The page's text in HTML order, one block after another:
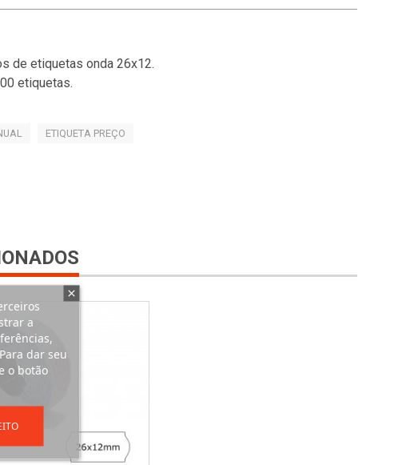
de etiquetas onda 26x12.
etiquetas.
ETIQUETA PREÇO
a
dar seu
o botão